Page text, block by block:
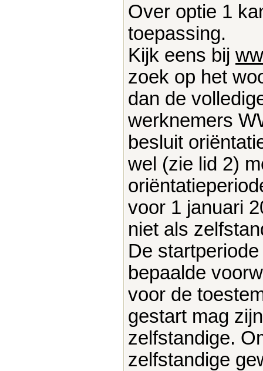
Over optie 1
toepassing.
Kijk eens bij
zoek op het
dan de
werknemers
besluit
wel (zie lid 2)
voor 1 januari
niet als
De
bepaalde
voor de
gestart mag
zelfstandige.
zelfstandige